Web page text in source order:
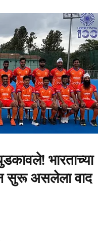
भारताच्या
सुरू असलेला वाद